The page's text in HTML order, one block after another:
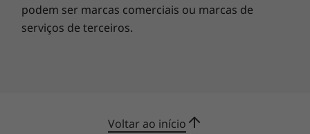
podem ser marcas comerciais ou marcas de
serviços de terceiros.
Voltar ao início